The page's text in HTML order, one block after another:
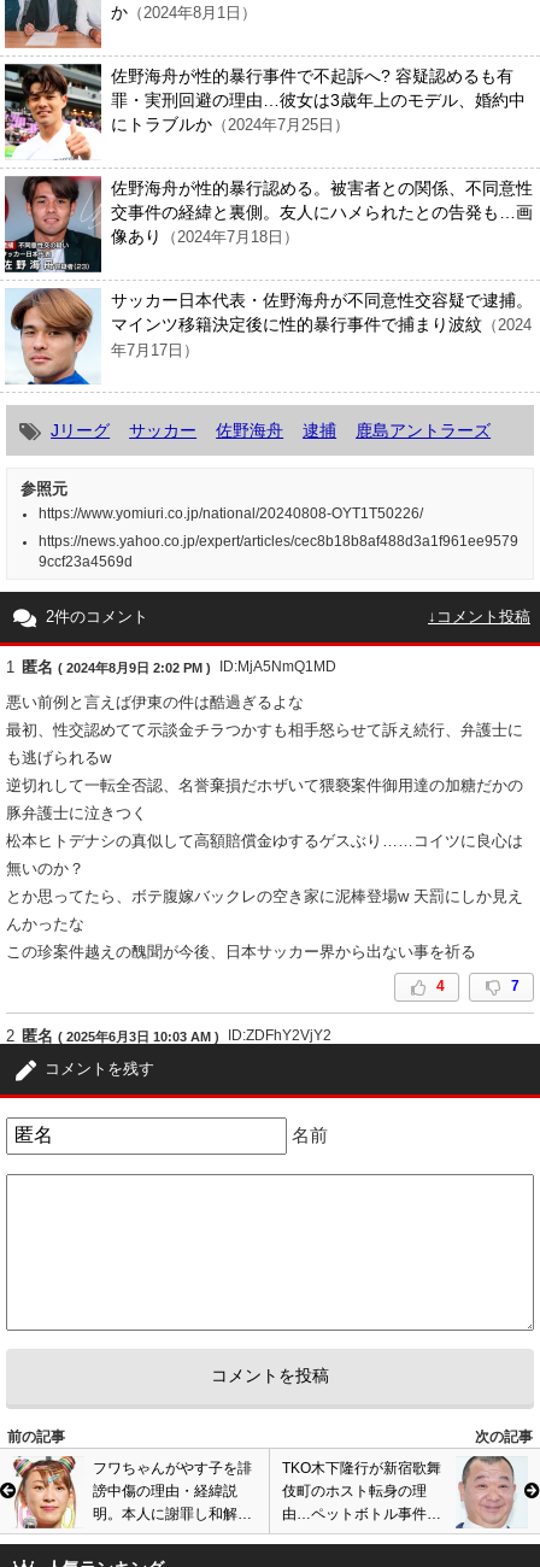
か （2024年8月1日）
佐野海舟が性的暴行事件で不起訴へ? 容疑認めるも有
罪・実刑回避の理由…彼女は3歳年上のモデル、婚約中
にトラブルか （2024年7月25日）
佐野海舟が性的暴行認める。被害者との関係、不同意性
交事件の経緯と裏側。友人にハメられたとの告発も…画
像あり
（2024年7月18日）
サッカー日本代表・佐野海舟が不同意性交容疑で逮捕。
マインツ移籍決定後に性的暴行事件で捕まり波紋 （2024
年7月17日）
Jリーグ サッカー 佐野海舟 逮捕 鹿島アントラーズ
参照元
https://www.yomiuri.co.jp/national/20240808-OYT1T50226/
https://news.yahoo.co.jp/expert/articles/cec8b18b8af488d3a1f961ee9579
9ccf23a4569d
2件のコメント ↓コメント投稿
1 匿名 ( 2024年8月9日 2:02 PM ) ID:MjA5NmQ1MD
悪い前例と言えば伊東の件は酷過ぎるよな
最初、性交認めてて示談金チラつかすも相手怒らせて訴え続行、弁護士に
も逃げられるw
逆切れして一転全否認、名誉棄損だホザいて猥褻案件御用達の加糖だかの
豚弁護士に泣きつく
松本ヒトデナシの真似して高額賠償金ゆするゲスぶり……コイツに良心は
無いのか？
とか思ってたら、ボテ腹嫁バックレの空き家に泥棒登場w 天罰にしか見え
んかったな
この珍案件越えの醜聞が今後、日本サッカー界から出ない事を祈る
4 7
2 匿名 ( 2025年6月3日 10:03 AM ) ID:ZDFhY2VjY2
世界でも示談金賠償金狙いの冤罪による稼ぎが増えているから、容疑がか
けられた犯罪行為をしたのかしていないのかハッキリしてほしい。否定し
ていない等といった曖昧な発表は、これが例として他の冤罪事件にも影響
を与え、容疑をかけられた時点で犯罪者といった誤解を招いている。
世の中には冤罪や不起訴という言葉が難しく感じて意味を理解出来ていな
コメントを残す
名前
前の記事
次の記事
フワちゃんがやす子を誹
謗中傷の理由・経緯説
明。本人に謝罪し和解報
告も…中学校の教科書か
ら写真削除も決定。画像
TKO木下隆行が新宿歌舞
伎町のホスト転身の理
由…ペットボトル事件で
仕事激減、芸人辞めて新